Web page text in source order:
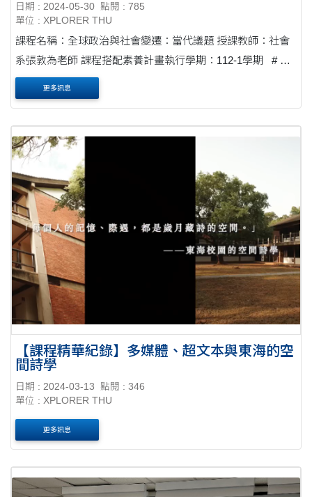
日期 : 2024-05-30 點閱 : 785
單位 : XPLORER THU
課程名稱：全球政治與社會變遷：當代議題 授課教師：社會
系張敦為老師 課程搭配素養計畫執行學期：112-1學期 # 這
門課以英語授課，吸引校內英語母語學生、外籍學生和社會
學系學生共同參與，....
更多訊息
【課程精華紀錄】多媒體、超文本與東海的空
間詩學
日期 : 2024-03-13
點閱 : 346
單位 : XPLORER THU
更多訊息